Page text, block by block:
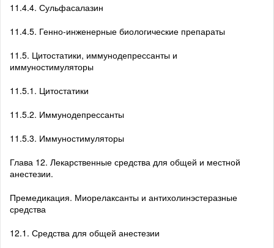
11.4.4. Сульфасалазин
11.4.5. Генно-инженерные биологические препараты
11.5. Цитостатики, иммунодепрессанты и
иммуностимуляторы
11.5.1. Цитостатики
11.5.2. Иммунодепрессанты
11.5.3. Иммуностимуляторы
Глава 12. Лекарственные средства для общей и местной
анестезии.
Премедикация. Миорелаксанты и антихолинэстеразные
средства
12.1. Средства для общей анестезии